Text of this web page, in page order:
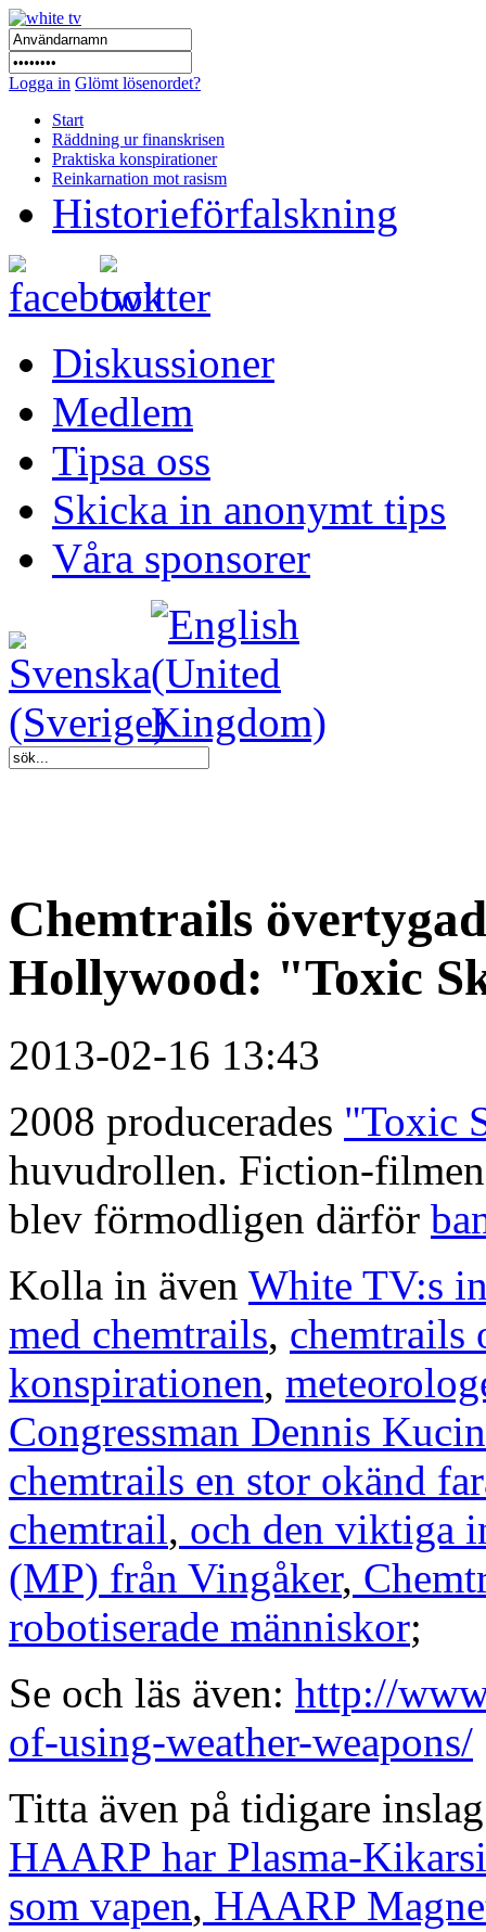
Logga in Glömt lösenordet?
Start
Räddning ur finanskrisen
Praktiska konspirationer
Reinkarnation mot rasism
Historieförfalskning
Diskussioner
Medlem
Tipsa oss
Skicka in anonymt tips
Våra sponsorer
Chemtrails
Hollywood: "Toxic
2013-02-16 13:43
2008 producerades "Toxic
huvudrollen. Fiction-
blev förmodligen därför
Kolla in även White TV:s
med chemtrails, chemtrails
konspirationen,
Congressman Dennis
chemtrails en stor okänd
chemtrail, och den viktiga
(MP) från Vingåker,
robotiserade människor;
Se och läs även: http://
of-using-weather-weapons/
Titta även på tidigare
HAARP har Plasma-
som vapen, HAARP